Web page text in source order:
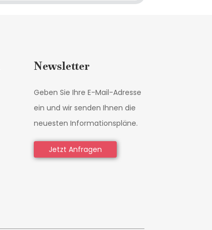
Newsletter
Geben Sie Ihre E-Mail-Adresse
ein und wir senden Ihnen die
neuesten Informationspläne.
Jetzt Anfragen